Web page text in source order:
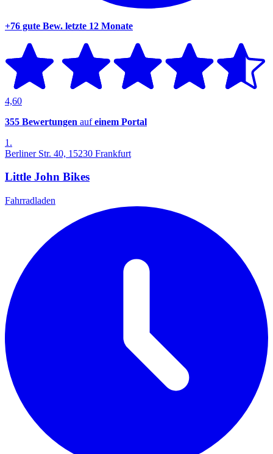
+76 gute Bew. letzte 12 Monate
4,60
355 Bewertungen aufeinem Portal
1.
Berliner Str. 40, 15230 Frankfurt
Little John Bikes
Fahrradladen